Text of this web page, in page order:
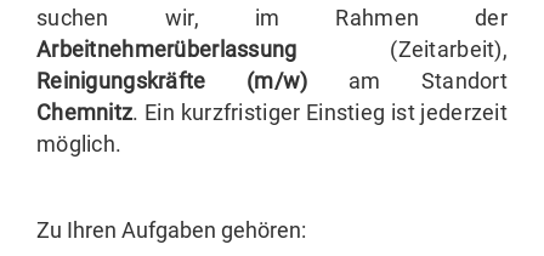
suchen wir, im Rahmen der
Arbeitnehmerüberlassung (Zeitarbeit),
Reinigungskräfte (m/w) am Standort
Chemnitz. Ein kurzfristiger Einstieg ist jederzeit
möglich.
Zu Ihren Aufgaben gehören: